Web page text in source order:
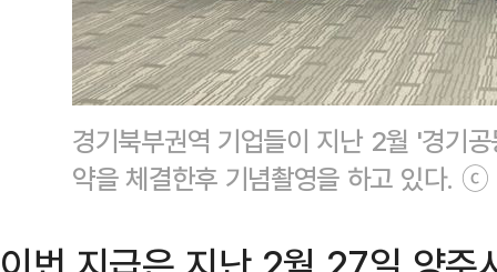
경기북부권역 기업들이 지난 2월 '경기
약을 체결한후 기념촬영을 하고 있다. ⓒ